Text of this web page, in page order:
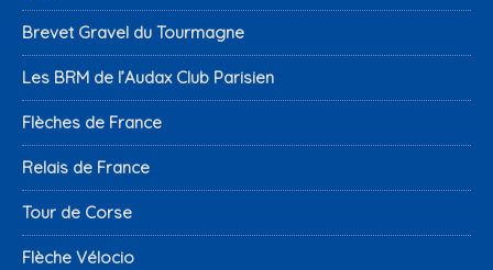
Brevet Gravel du Tourmagne
Les BRM de l’Audax Club Parisien
Flèches de France
Relais de France
Tour de Corse
Flèche Vélocio